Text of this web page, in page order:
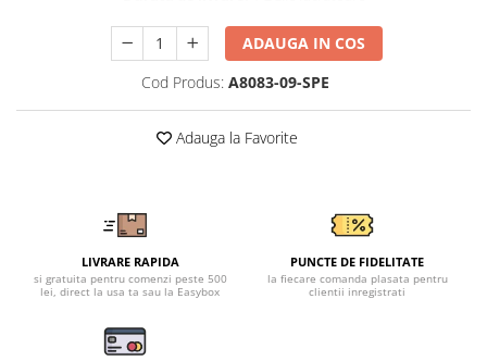
Veste de lucru
Impermeabila
Combinezoane de lucru
impermeabile
Costume de ploaie impermeabile
Pelerine de ploaie
Veste de lucru
Industria alimentara
Pantaloni de lucru
ADAUGA IN COS
Cod Produs: A8083-09-SPE
Adauga la Favorite
LIVRARE RAPIDA
si gratuita pentru comenzi peste 500
lei, direct la usa ta sau la Easybox
PUNCTE DE FIDELITATE
la fiecare comanda plasata pentru
clientii inregistrati